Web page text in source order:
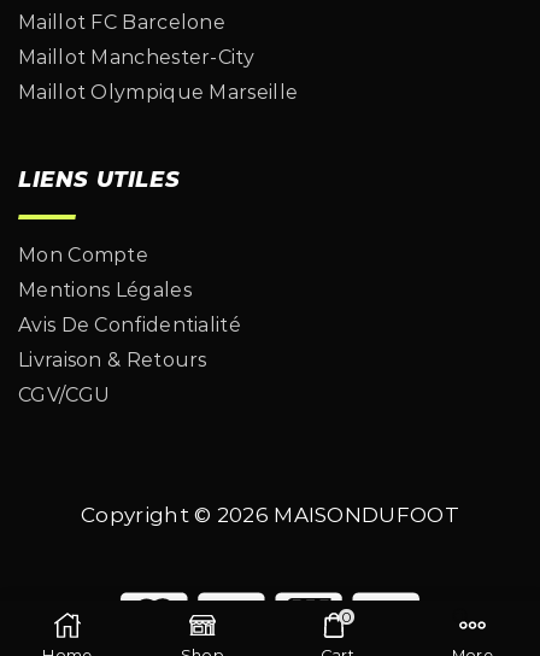
Maillot FC Barcelone
Maillot Manchester-City
Maillot Olympique Marseille
LIENS UTILES
Mon Compte
Mentions Légales
Avis De Confidentialité
Livraison & Retours
CGV/CGU
Copyright © 2026 MAISONDUFOOT
0